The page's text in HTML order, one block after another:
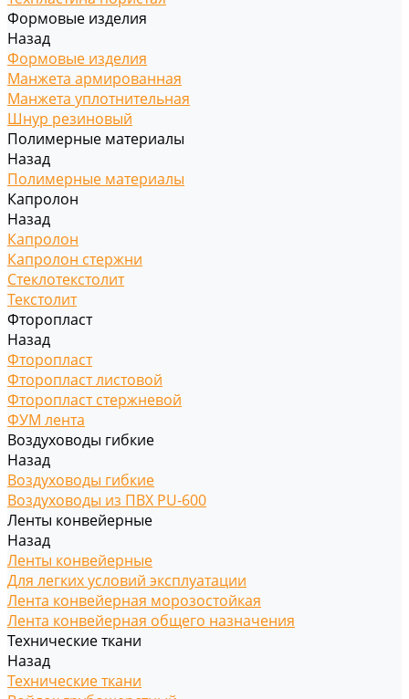
Формовые изделия
Назад
Формовые изделия
Манжета армированная
Манжета уплотнительная
Шнур резиновый
Полимерные материалы
Назад
Полимерные материалы
Капролон
Назад
Капролон
Капролон стержни
Стеклотекстолит
Текстолит
Фторопласт
Назад
Фторопласт
Фторопласт листовой
Фторопласт стержневой
ФУМ лента
Воздуховоды гибкие
Назад
Воздуховоды гибкие
Воздуховоды из ПВХ PU-600
Ленты конвейерные
Назад
Ленты конвейерные
Для легких условий эксплуатации
Лента конвейерная морозостойкая
Лента конвейерная общего назначения
Технические ткани
Назад
Технические ткани